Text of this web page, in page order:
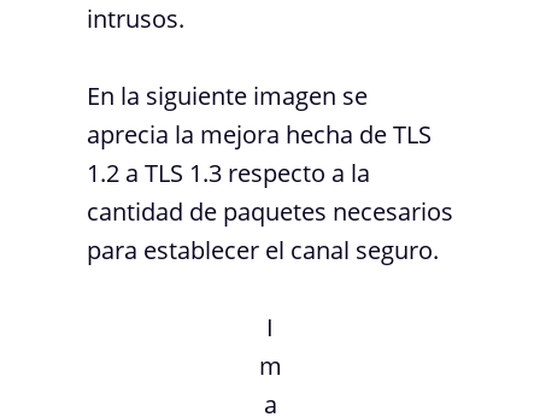
intrusos.
En la siguiente imagen se
aprecia la mejora hecha de TLS
1.2 a TLS 1.3 respecto a la
cantidad de paquetes necesarios
para establecer el canal seguro.
I
m
a